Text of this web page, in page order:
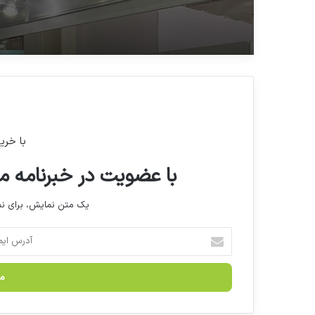
با
با عضویت در خبرنامه
یک متن نمایش،
ر
ا